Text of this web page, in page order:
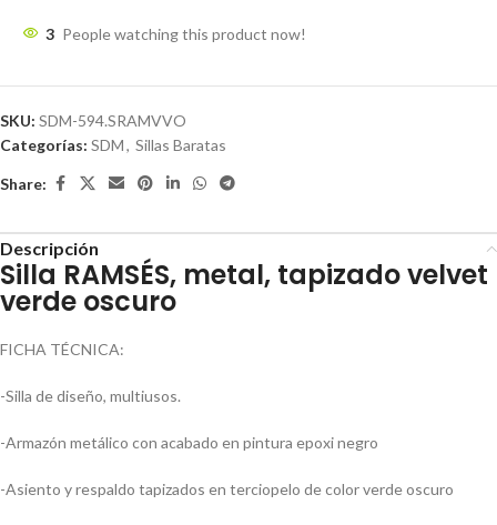
3 People watching this product now!
SKU: SDM-594.SRAMVVO
Categorías: SDM, Sillas Baratas
Share:
Descripción
Silla RAMSÉS, metal, tapizado velvet
verde oscuro
FICHA TÉCNICA:
-Silla de diseño, multiusos.
-Armazón metálico con acabado en pintura epoxi negro
-Asiento y respaldo tapizados en terciopelo de color verde oscuro